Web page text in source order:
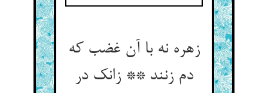
زهره نه با آن غضب که
دم زنند ** زانک در